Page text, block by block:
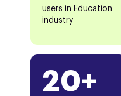
20+
users in Education
industry